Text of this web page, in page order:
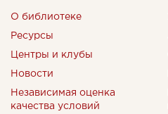
О библиотеке
Ресурсы
Центры и клубы
Новости
Независимая оценка
качества условий